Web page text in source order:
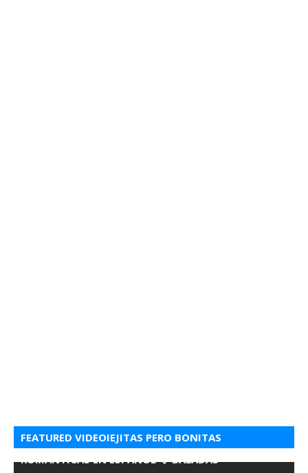
FEATURED VIDEOIEJITAS PERO BONITAS
ROMANTICAS EN ESPANOL 💘 BALADAS